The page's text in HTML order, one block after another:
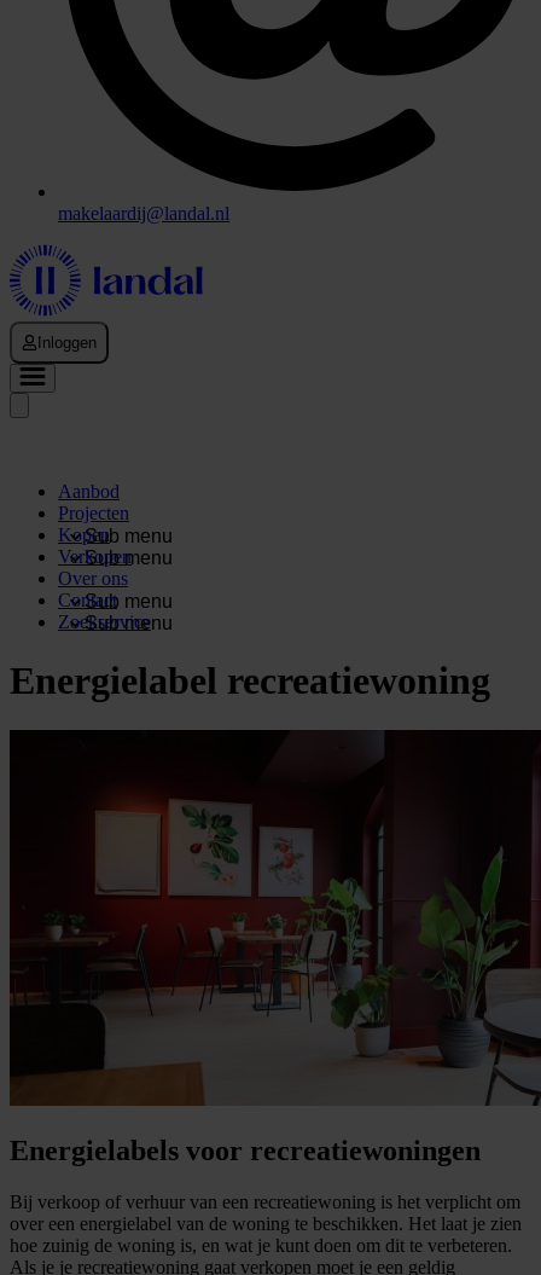
makelaardij@landal.nl
Inloggen
Aanbod
Projecten
Sub menu
Kopen
Sub menu
Verkopen
Over ons
Sub menu
Contact
Sub menu
Zoekservice
Energielabel recreatiewoning
Energielabels voor recreatiewoningen
Bij verkoop of verhuur van een recreatiewoning is het verplicht om
over een energielabel van de woning te beschikken. Het laat je zien
hoe zuinig de woning is, en wat je kunt doen om dit te verbeteren.
Als je je recreatiewoning gaat verkopen moet je een geldig